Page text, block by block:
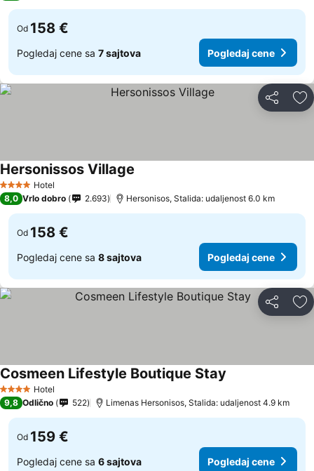
Od 158 €
Pogledaj cene sa 7 sajtova Pogledaj cene
Deli
4 ZvezdiceHotel
Hersonissos Village
8,0 Vrlo dobro 2.693 Hersonisos, Stalida: udaljenost 6.0 km
Od 158 €
Pogledaj cene sa 8 sajtova Pogledaj cene
Deli
4 ZvezdiceHotel
Cosmeen Lifestyle Boutique Stay
9,8 Odlično 522 Limenas Hersonisos, Stalida: udaljenost 4.9 km
Od 159 €
Pogledaj cene sa 6 sajtova Pogledaj cene